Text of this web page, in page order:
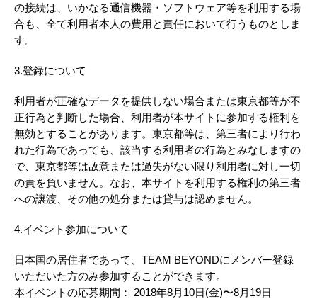
の接続は、いかなる通信機器・ソフトウェア等を利用する場
合も、全て利用者本人の費用と責任において行うものとしま
す。
3.登録について
利用者が正確なデータを提供しない場合または東京都等が不
正行為と判断した場合、利用者が本サイトに参加する権利を
無効とすることがあります。東京都等は、第三者により行わ
れた行為であっても、該当する利用者の行為とみなしますの
で、東京都等は故意または過失がない限り利用者に対し一切
の責を負いません。なお、本サイトを利用する権利の第三者
への譲渡、その他の処分または貸与は認めません。
4.イベント参加について
日本国の居住者であって、TEAM BEYONDにメンバー登録
いただいた方のみ参加することができます。
本イベントの応募期間： 2018年8月10日(金)〜8月19日